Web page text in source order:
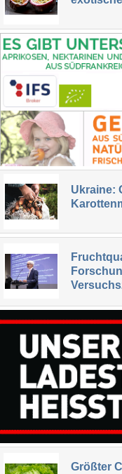
Ukraine:
Größter